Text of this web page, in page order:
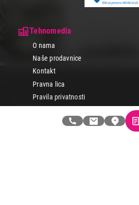
Tehnomedia
O nama
Naše prodavnice
Kontakt
Pravna lica
Pravila privatnosti